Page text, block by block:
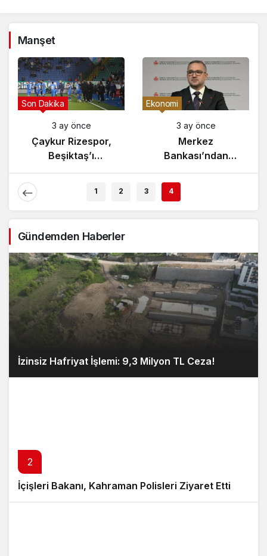
Manşet
Son Dakika
3 ay önce
Çaykur Rizespor,
Beşiktaş’ı
Ağırlıyor!
Ekonomi
3 ay önce
Merkez
Bankası’ndan
Enflasyon Raporu
Açıklaması
1 2 3 4
Gündemden Haberler
İzinsiz Hafriyat İşlemi: 9,3 Milyon TL Ceza!
2
İçişleri Bakanı, Kahraman Polisleri Ziyaret Etti